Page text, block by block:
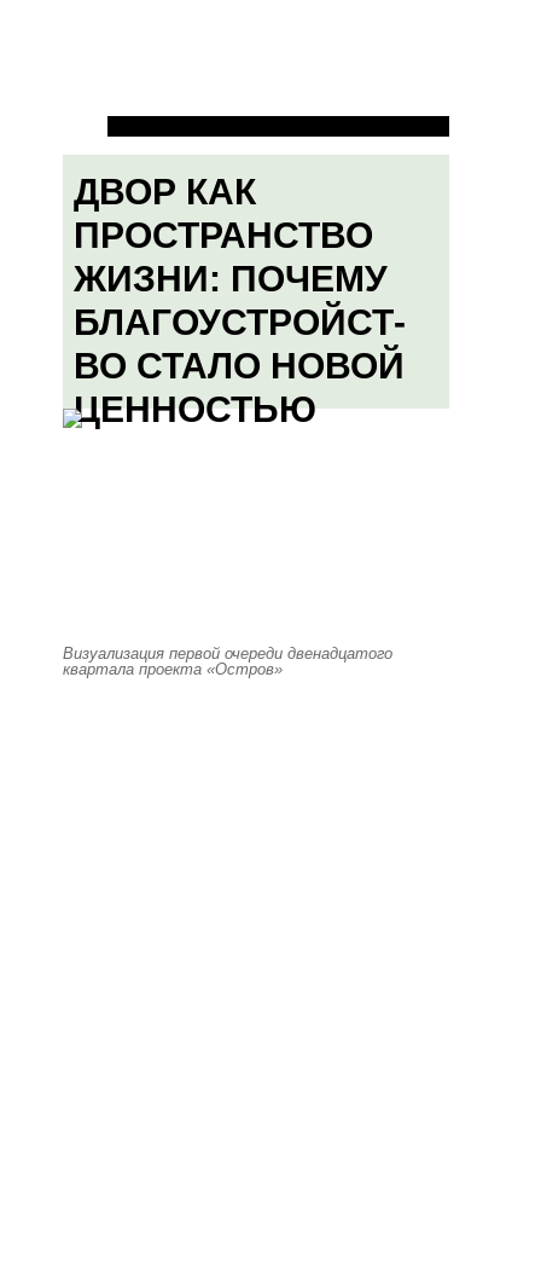
ДВОР КАК
ПРОСТРАНСТВО
ЖИЗНИ: ПОЧЕМУ
БЛАГОУСТРОЙСТ-
ВО СТАЛО НОВОЙ
ЦЕННОСТЬЮ
Визуализация первой очереди двенадцатого
квартала проекта «Остров»